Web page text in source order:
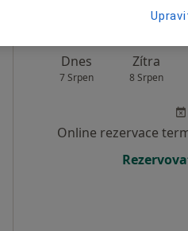
Dnes
7 Srpen
Zítra
8 Srpen
Online rezervace